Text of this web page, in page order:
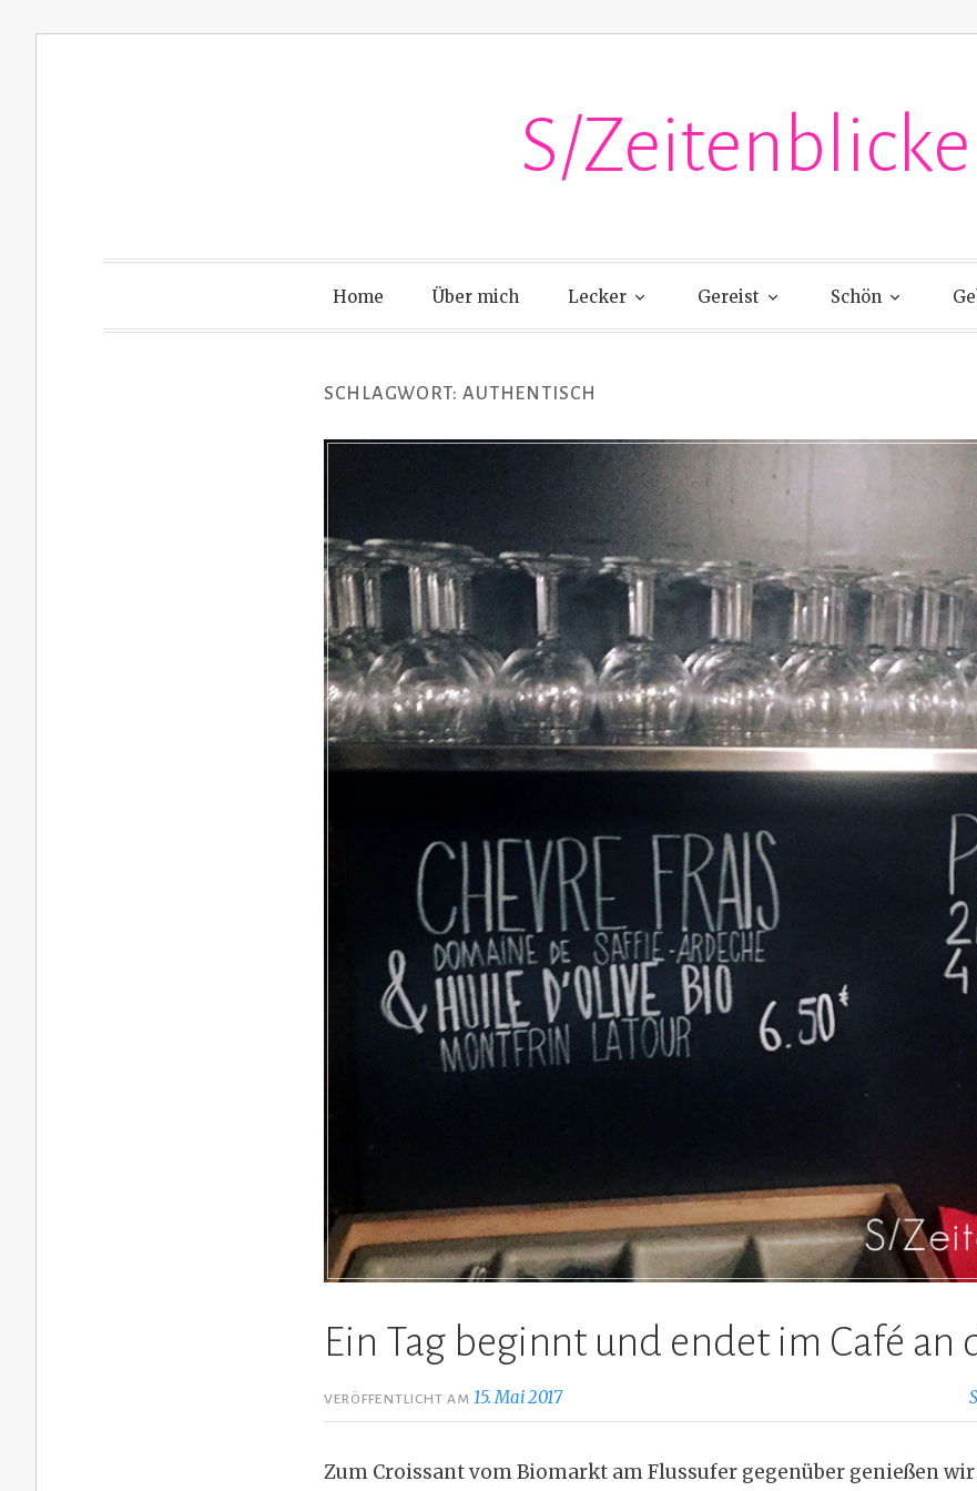
S/Zeitenblicke
Home Über mich Lecker Gereist Schön
SCHLAGWORT: AUTHENTISCH
Ein Tag beginnt und endet im Café an
VERÖFFENTLICHT AM15. Mai 2017
Zum Croissant vom Biomarkt am Flussufer gegenüber genießen